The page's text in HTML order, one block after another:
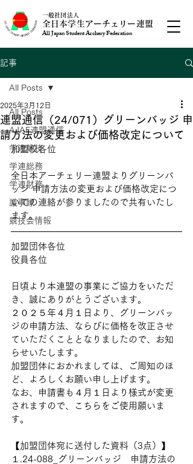
一般社団法人
全日本学生アーチェリー連盟
All Japan Student Archery Federation
記事
All Posts
AJAF連盟通信
学連競技
学連総務
学連財務
議事録
競技会情報
All Posts
連盟通信（24/071）グリーンバッジ 申
請方法の変更および価格改定について
2025年3月12日
加盟校各位
全日本アーチェリー連盟よりグリーンバ
ッジ 申請方法の変更および価格改定につ
いての連絡が参りましたので共有いたし
ます。
加盟団体各位
役員各位
日頃より本連盟の事業にご協力をいただ
き、誠にありがとうございます。
２０２５年４月１日より、グリーンバッ
ジの申請方法、ならびに価格を改正させ
ていただくこととなりましたので、お知
らせいたします。
加盟団体におかれましては、ご周知のほ
ど、よろしくお願い申し上げます。
なお、申請書も４月１日より様式が変更
されますので、こちらをご使用願いま
す。
【加盟団体宛に送付した資料（3点）】
１.24-088_グリーンバッジ　申請方法の